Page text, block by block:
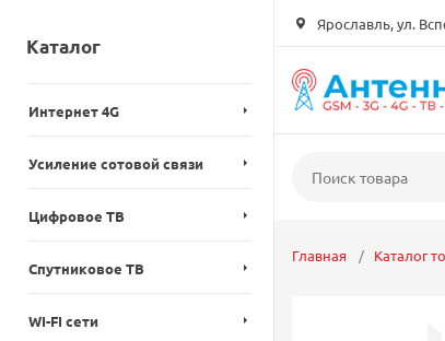
Ярославль, ул.
Каталог
Интернет 4G
Усиление сотовой связи
Цифровое ТВ
Спутниковое ТВ
WI-FI сети
Главная Каталог